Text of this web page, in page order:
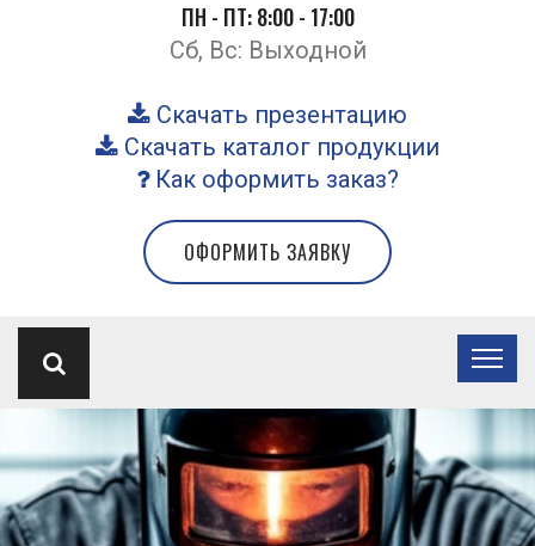
ПН - ПТ: 8:00 - 17:00
Сб, Вс: Выходной
Скачать презентацию
Скачать каталог продукции
Как оформить заказ?
ОФОРМИТЬ ЗАЯВКУ